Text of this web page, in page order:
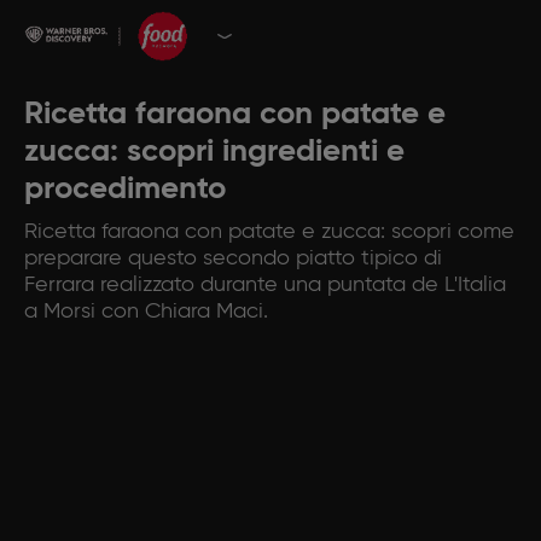
Ricetta faraona con patate e
zucca: scopri ingredienti e
procedimento
Ricetta faraona con patate e zucca: scopri come
preparare questo secondo piatto tipico di
Ferrara ​realizzato durante una puntata de L'Italia
a Morsi con Chiara Maci.